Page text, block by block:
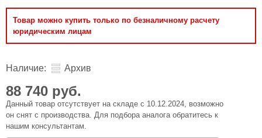
Товар можно купить только по безналичному расчету
юридическим лицам
Наличие: Архив
88 740 руб.
Данный товар отсутствует на складе с 10.12.2024, возможно
он снят с производства. Для подбора аналога обратитесь к
нашим консультантам.